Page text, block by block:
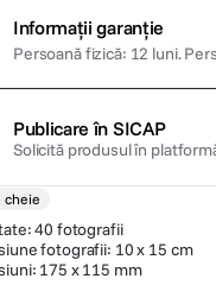
Informații garanție
Persoană fizică: 12 luni.
Publicare în SICAP
Solicită produsul în
cheie
40 fotografii
fotografii: 10 x 15 cm
175 x 115 mm